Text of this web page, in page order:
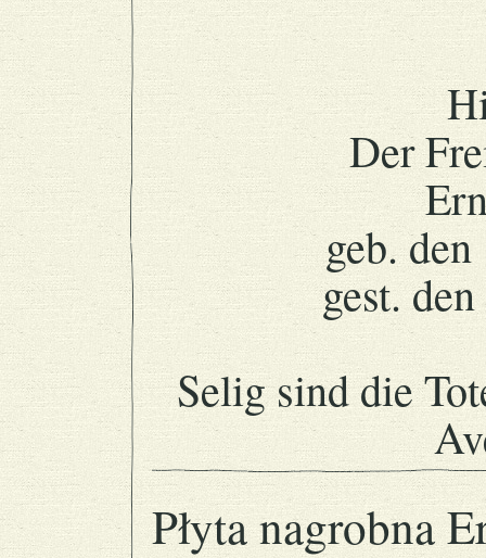
Der
geb.
gest.
Selig sind die
Płyta nagrobna